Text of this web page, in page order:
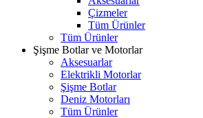
Çizmeler
Tüm Ürünler
Tüm Ürünler
Şişme Botlar ve Motorlar
Aksesuarlar
Elektrikli Motorlar
Şişme Botlar
Deniz Motorları
Tüm Ürünler